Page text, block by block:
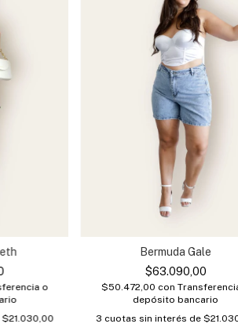
o
$21.030,00
Bermuda Gale
$63.090,00
$50.472,00 con
depósito bancario
3 cuotas sin interés de